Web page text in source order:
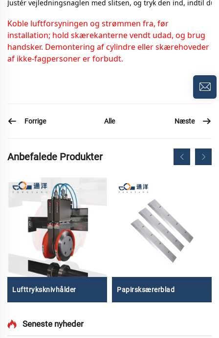
Justér vejledningsnaglen med slitsen, og tryk den ind, indtil
Koble luftforsyningen og strømmen fra, før
installation; hold skærekanterne vendt udad, og brug
handsker. Demontering af cylindre eller skærehoveder
af ikke-fagpersoner er forbudt.
Forrige Alle Næste
Anbefalede Produkter
Lufttryksknivhålder Papirsksærerblad
Seneste nyheder